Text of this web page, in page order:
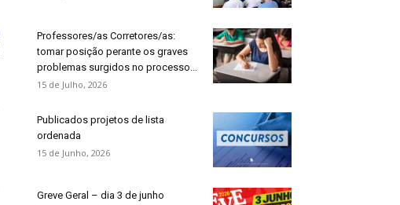
Professores/as Corretores/as:
tomar posição perante os graves
problemas surgidos no processo...
15 de Julho, 2026
Publicados projetos de lista
ordenada
15 de Junho, 2026
Greve Geral – dia 3 de junho